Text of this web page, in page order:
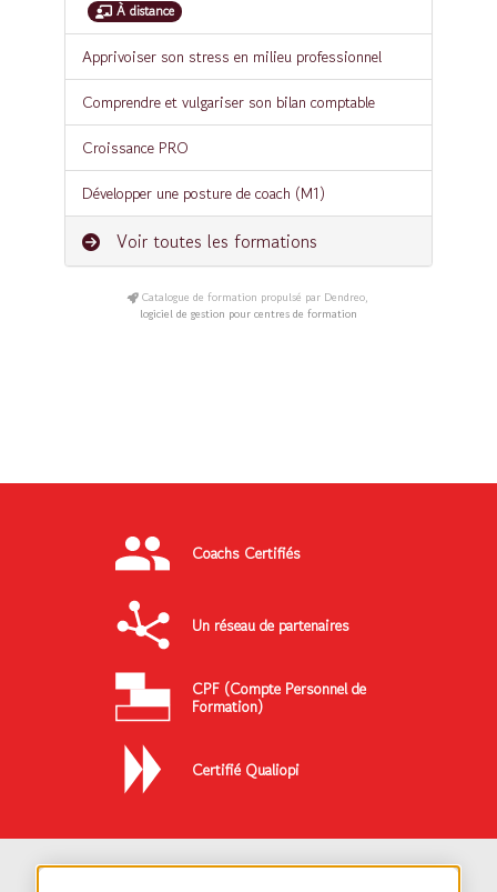
À distance
Apprivoiser son stress en milieu professionnel
Comprendre et vulgariser son bilan comptable
Croissance PRO
Développer une posture de coach (M1)
Voir toutes les formations
Catalogue de formation propulsé par Dendreo,
logiciel de gestion pour centres de formation
Coachs Certifiés
Un réseau de partenaires
CPF (Compte Personnel de
Formation)
Certifié Qualiopi